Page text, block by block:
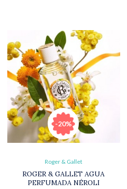
-20%
Roger & Gallet
ROGER & GALLET AGUA
PERFUMADA NÉROLI